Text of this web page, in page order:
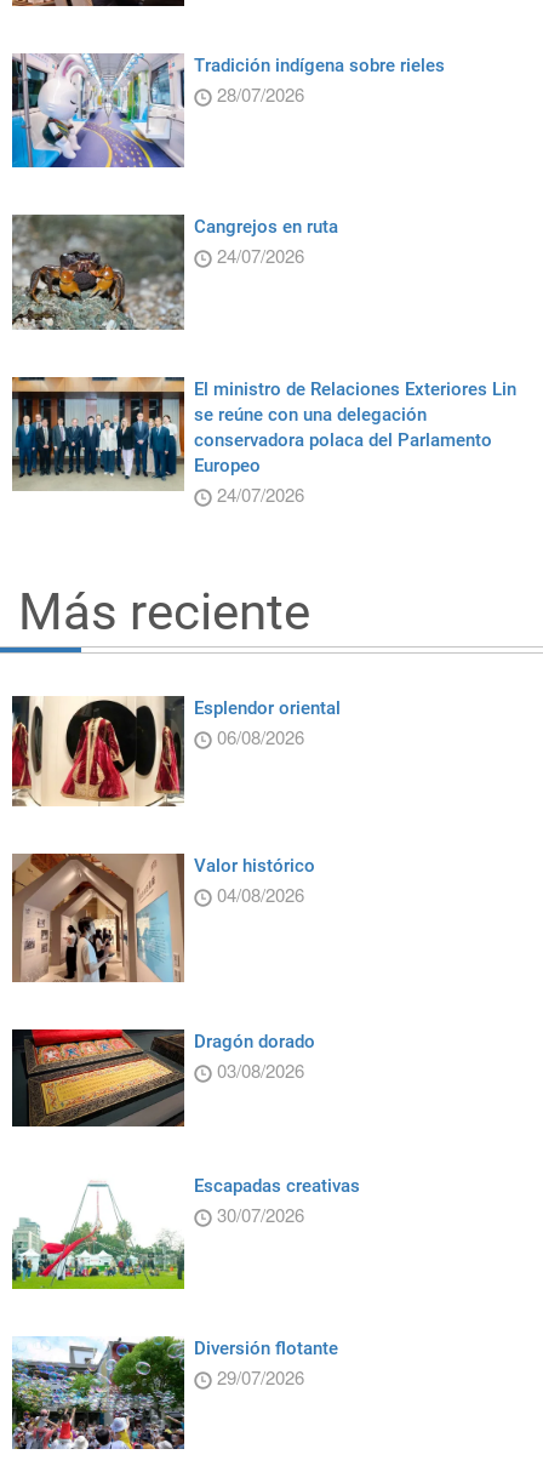
Tradición indígena sobre rieles
28/07/2026
Cangrejos en ruta
24/07/2026
El ministro de Relaciones Exteriores Lin
se reúne con una delegación
conservadora polaca del Parlamento
Europeo
24/07/2026
Más reciente
Esplendor oriental
06/08/2026
Valor histórico
04/08/2026
Dragón dorado
03/08/2026
Escapadas creativas
30/07/2026
Diversión flotante
29/07/2026